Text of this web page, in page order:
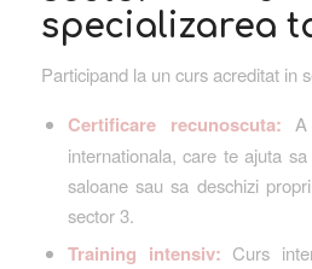
specializarea
Participand la un curs acreditat in
Certificare recunoscuta: A
internationala, care te ajuta
saloane sau sa deschizi
sector 3.
Training intensiv: Curs